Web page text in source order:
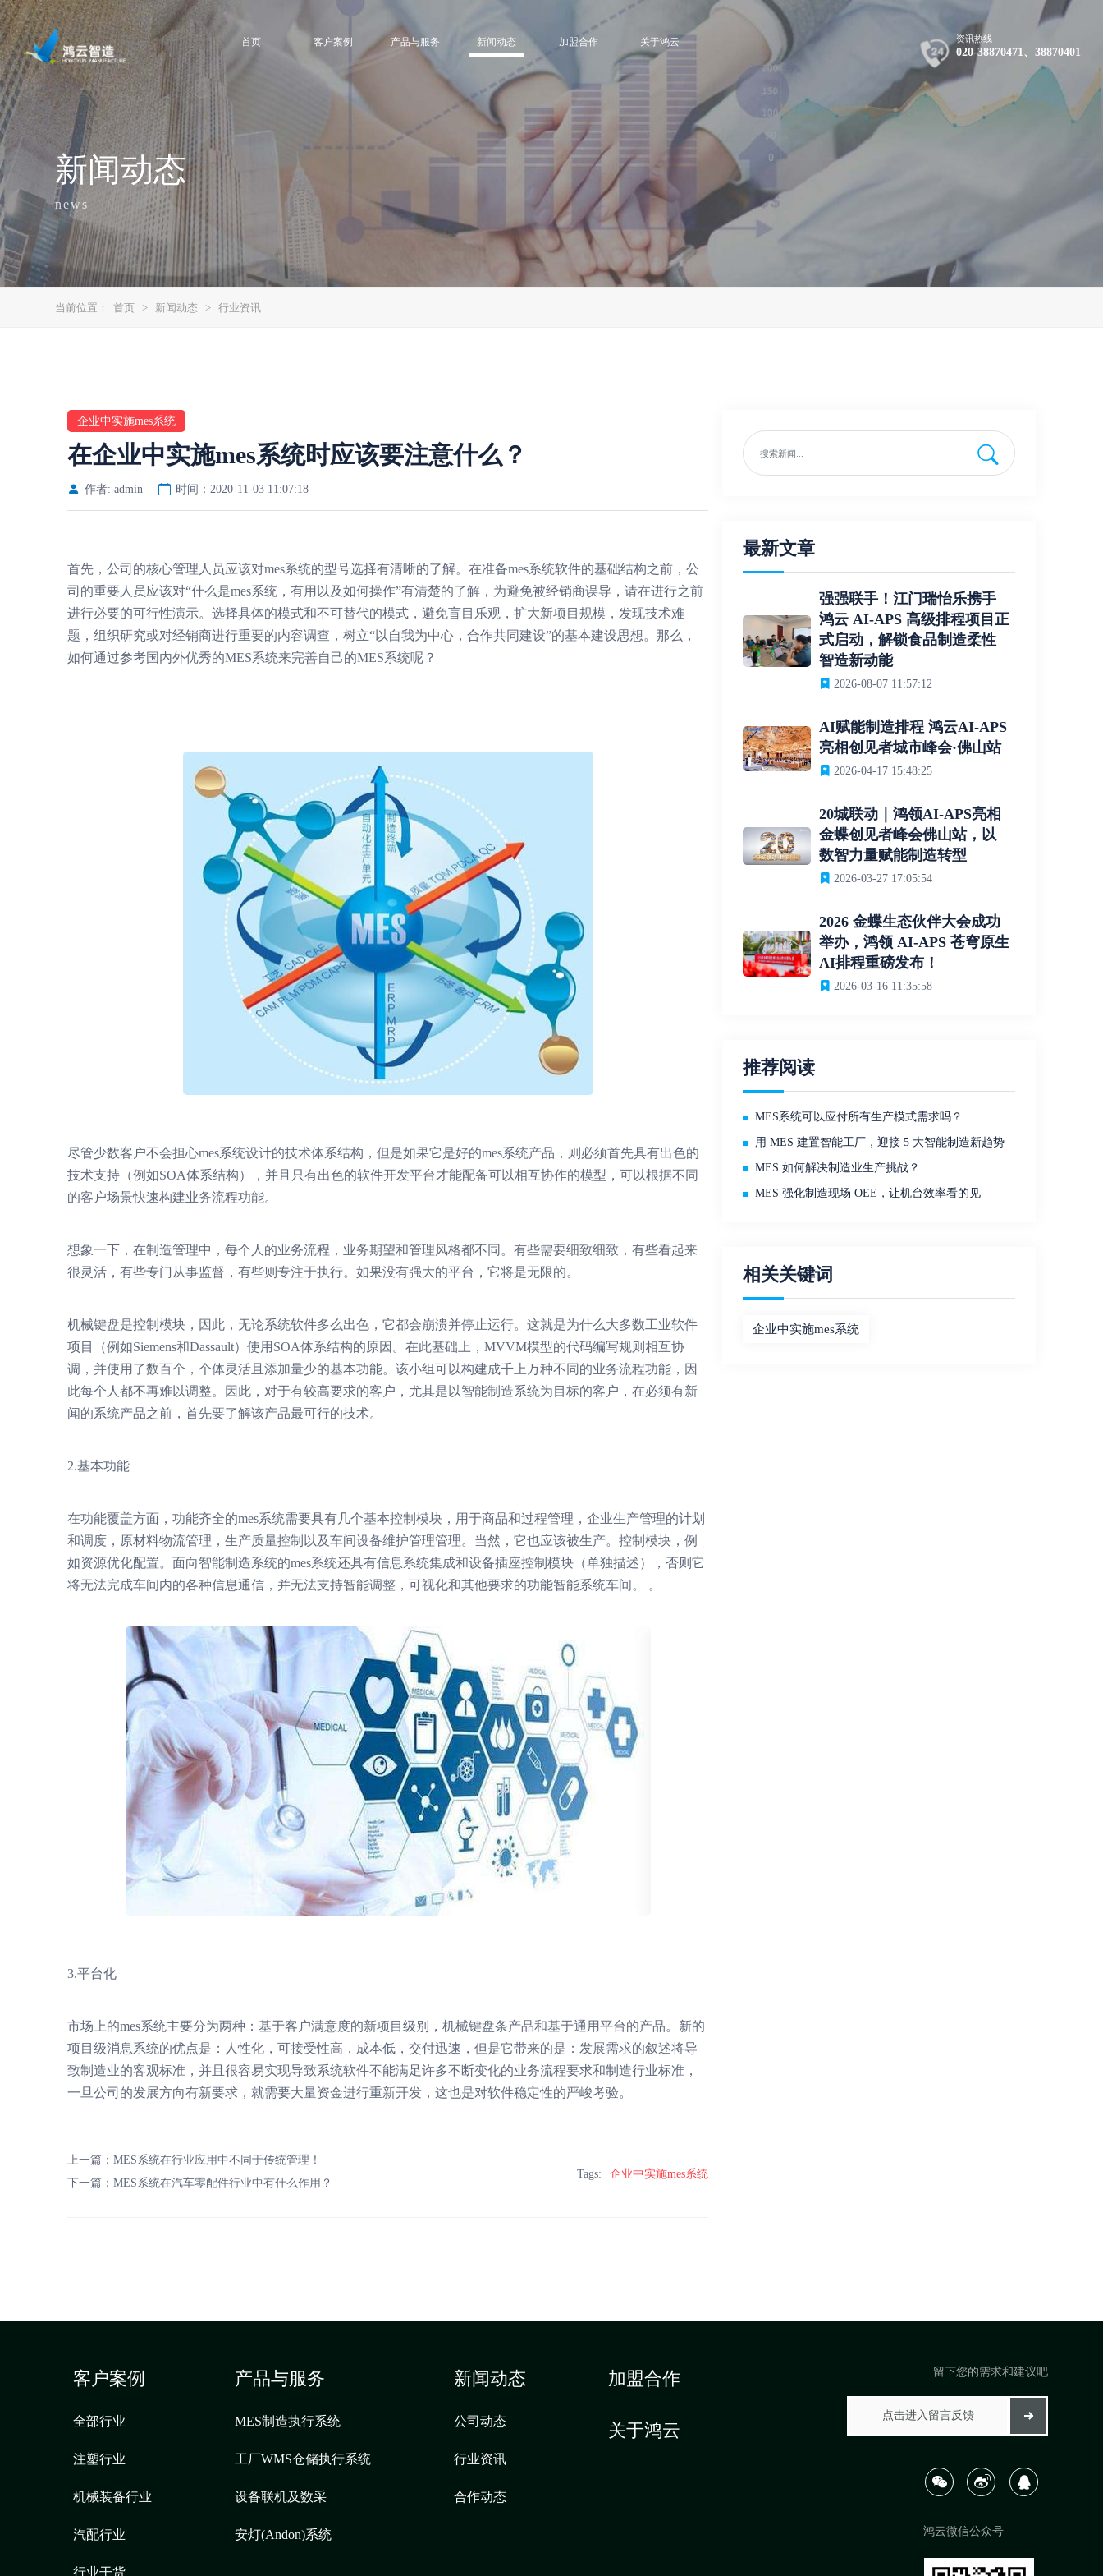
首页 客户案例 产品与服务 新闻动态 加盟合作 关于鸿云 资讯热线
020-38870471、38870401
新闻动态
news
当前位置： 首页 > 新闻动态 > 行业资讯
企业中实施mes系统
在企业中实施mes系统时应该要注意什么？
作者: admin 时间：2020-11-03 11:07:18
首先，公司的核心管理人员应该对mes系统的型号选择有清晰的了解。在准备mes系统软件的基础结构之前，公
司的重要人员应该对“什么是mes系统 ，有用以及如何操作”有清楚的了解，为避免被经销商误导，请在进行之前
进行必要的可行性演示。选择具体的模式和不可替代的模式，避免盲目乐观，扩大新项目规模，发现技术难
题，组织研究或对经销商进行重要的内容调查，树立“以自我为中心，合作共同建设”的基本建设思想。那么，
如何通过参考国内外优秀的MES系统来完善自己的MES系统呢？
尽管少数客户不会担心mes系统设计的技术体系结构，但是如果它是好的mes系统产品，则必须首先具有出色的
技术支持（例如SOA体系结构），并且只有出色的软件开发平台才能配备可以相互协作的模型，可以根据不同
的客户场景快速构建业务流程功能。
想象一下，在制造管理中，每个人的业务流程，业务期望和管理风格都不同。有些需要细致细致，有些看起来
很灵活，有些专门从事监督，有些则专注于执行。如果没有强大的平台，它将是无限的。
机械键盘是控制模块，因此，无论系统软件多么出色，它都会崩溃并停止运行。这就是为什么大多数工业软件
项目（例如Siemens和Dassault）使用SOA体系结构的原因。在此基础上，MVVM模型的代码编写规则相互协
调，并使用了数百个，个体灵活且添加量少的基本功能。该小组可以构建成千上万种不同的业务流程功能，因
此每个人都不再难以调整。因此，对于有较高要求的客户，尤其是以智能制造系统为目标的客户，在必须有新
闻的系统产品之前，首先要了解该产品最可行的技术。
2.基本功能
在功能覆盖方面，功能齐全的mes系统需要具有几个基本控制模块，用于商品和过程管理，企业生产管理的计划
和调度，原材料物流管理，生产质量控制以及车间设备维护管理管理。当然，它也应该被生产。控制模块，例
如资源优化配置。面向智能制造系统的mes系统还具有信息系统集成和设备插座控制模块（单独描述），否则它
将无法完成车间内的各种信息通信，并无法支持智能调整，可视化和其他要求的功能智能系统车间。 。
3.平台化
市场上的mes系统主要分为两种：基于客户满意度的新项目级别，机械键盘条产品和基于通用平台的产品。新的
项目级消息系统的优点是：人性化，可接受性高，成本低，交付迅速，但是它带来的是：发展需求的叙述将导
致制造业的客观标准，并且很容易实现导致系统软件不能满足许多不断变化的业务流程要求和制造行业标准，
一旦公司的发展方向有新要求，就需要大量资金进行重新开发，这也是对软件稳定性的严峻考验。
上一篇：MES系统在行业应用中不同于传统管理！
下一篇：MES系统在汽车零配件行业中有什么作用？
Tags: 企业中实施mes系统
最新文章
强强联手！江门瑞怡乐携手
鸿云 AI-APS 高级排程项目正
式启动，解锁食品制造柔性
智造新动能
2026-08-07 11:57:12
AI赋能制造排程 鸿云AI-APS
亮相创见者城市峰会·佛山站
2026-04-17 15:48:25
20城联动｜鸿领AI-APS亮相
金蝶创见者峰会佛山站，以
数智力量赋能制造转型
2026-03-27 17:05:54
2026 金蝶生态伙伴大会成功
举办，鸿领 AI-APS 苍穹原生
AI排程重磅发布！
2026-03-16 11:35:58
推荐阅读
MES系统可以应付所有生产模式需求吗？
用 MES 建置智能工厂，迎接 5 大智能制造新趋势
MES 如何解决制造业生产挑战？
MES 强化制造现场 OEE，让机台效率看的见
相关关键词
企业中实施mes系统
客户案例
全部行业
注塑行业
机械装备行业
汽配行业
行业干货
产品与服务
MES制造执行系统
工厂WMS仓储执行系统
设备联机及数采
安灯(Andon)系统
新闻动态
公司动态
行业资讯
合作动态
加盟合作
关于鸿云
留下您的需求和建议吧
鸿云微信公众号